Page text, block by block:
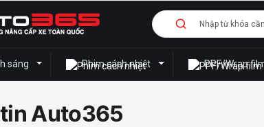
sáng Phim cách nhiệt PPF/Wrap
Auto365